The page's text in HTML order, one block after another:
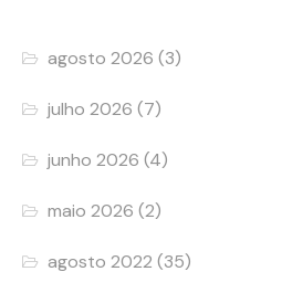
agosto 2026 (3)
julho 2026 (7)
junho 2026 (4)
maio 2026 (2)
agosto 2022 (35)